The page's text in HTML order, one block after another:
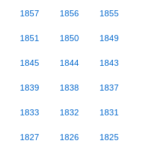
1857 1856 1855
1851 1850 1849
1845 1844 1843
1839 1838 1837
1833 1832 1831
1827 1826 1825